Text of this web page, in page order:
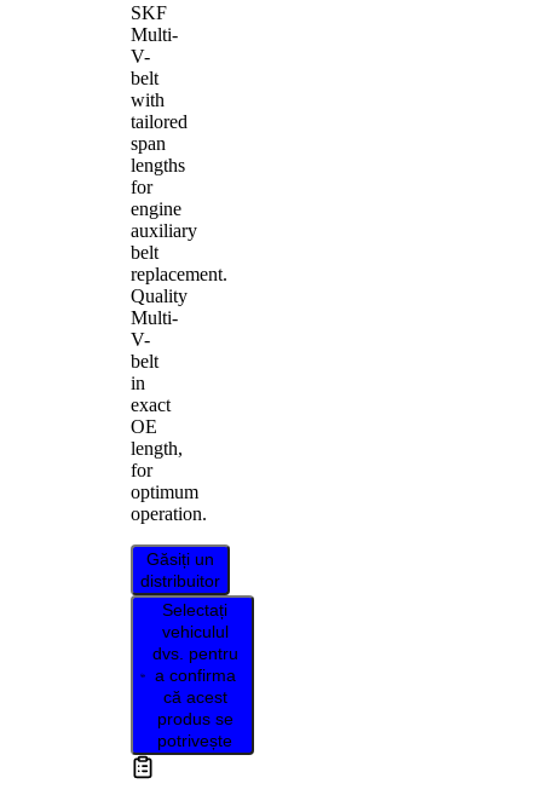
SKF
Multi-
V-
belt
with
tailored
span
lengths
for
engine
auxiliary
belt
replacement.
Quality
Multi-
V-
belt
in
exact
OE
length,
for
optimum
operation.
Găsiți un
distribuitor
Selectați
vehiculul
dvs. pentru
a confirma
că acest
produs se
potrivește